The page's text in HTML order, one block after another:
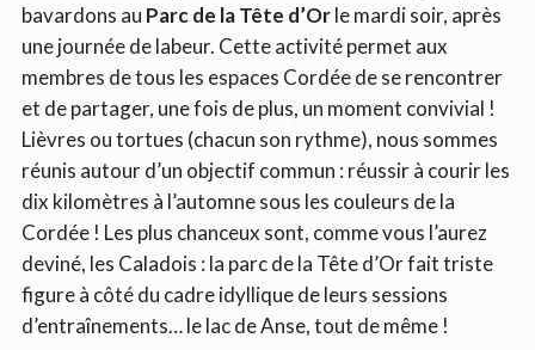
bavardons au Parc de la Tête d’Orle mardi soir, après
une journée de labeur. Cette activité permet aux
membres de tous les espaces Cordée de se rencontrer
et de partager, une fois de plus, un moment convivial !
Lièvres ou tortues (chacun son rythme), nous sommes
réunis autour d’un objectif commun : réussir à courir les
dix kilomètres à l’automne sous les couleurs de la
Cordée ! Les plus chanceux sont, comme vous l’aurez
deviné, les Caladois : la parc de la Tête d’Or fait triste
figure à côté du cadre idyllique de leurs sessions
d’entraînements… le lac de Anse, tout de même !